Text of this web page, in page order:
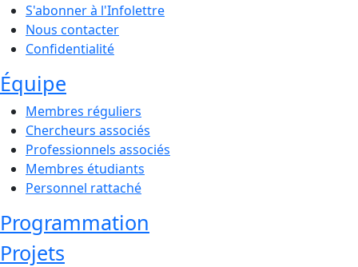
S'abonner à l'Infolettre
Nous contacter
Confidentialité
Équipe
Membres réguliers
Chercheurs associés
Professionnels associés
Membres étudiants
Personnel rattaché
Programmation
Projets